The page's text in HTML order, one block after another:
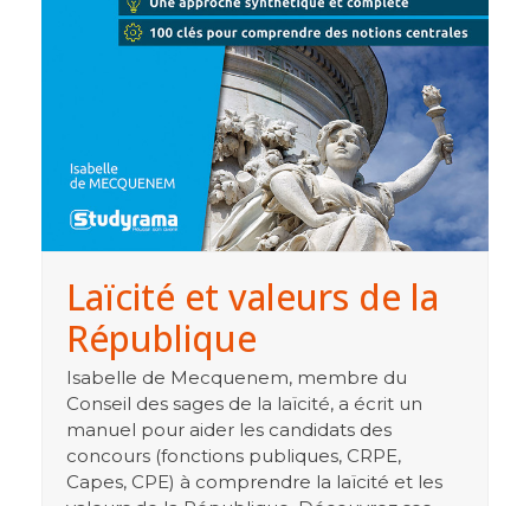
Laïcité et valeurs de la
République
Isabelle de Mecquenem, membre du
Conseil des sages de la laïcité, a écrit un
manuel pour aider les candidats des
concours (fonctions publiques, CRPE,
Capes, CPE) à comprendre la laïcité et les